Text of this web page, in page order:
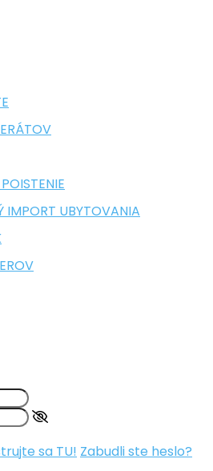
IMPORT UBYTOVANIA
sa TU! Zabudli ste heslo?